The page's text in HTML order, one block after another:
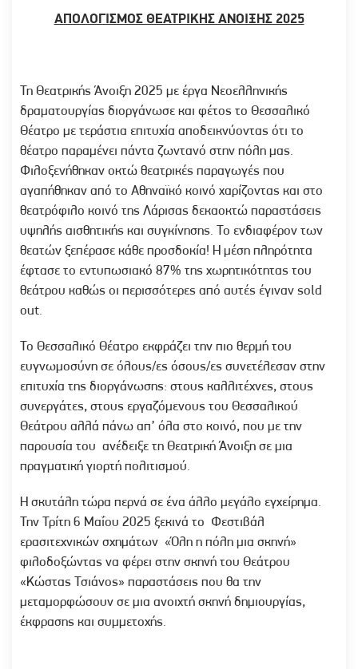
ΑΠΟΛΟΓΙΣΜΟΣ ΘΕΑΤΡΙΚΗΣ ΑΝΟΙΞΗΣ 2025
Τη Θεατρικής Άνοιξη 2025 με έργα Νεοελληνικής
δραματουργίας διοργάνωσε και φέτος το Θεσσαλικό
Θέατρο με τεράστια επιτυχία αποδεικνύοντας ότι το
θέατρο παραμένει πάντα ζωντανό στην πόλη μας.
Φιλοξενήθηκαν οκτώ θεατρικές παραγωγές που
αγαπήθηκαν από το Αθηναϊκό κοινό χαρίζοντας και στο
θεατρόφιλο κοινό της Λάρισας δεκαοκτώ παραστάσεις
υψηλής αισθητικής και συγκίνησης. Το ενδιαφέρον των
θεατών ξεπέρασε κάθε προσδοκία! Η μέση πληρότητα
έφτασε το εντυπωσιακό 87% της χωρητικότητας του
θεάτρου καθώς οι περισσότερες από αυτές έγιναν sold
out.
Το Θεσσαλικό Θέατρο εκφράζει την πιο θερμή του
ευγνωμοσύνη σε όλους/ες όσους/ες συνετέλεσαν στην
επιτυχία της διοργάνωσης: στους καλλιτέχνες, στους
συνεργάτες, στους εργαζόμενους του Θεσσαλικού
Θεάτρου αλλά πάνω απ’ όλα στο κοινό, που με την
παρουσία του ανέδειξε τη Θεατρική Άνοιξη σε μια
πραγματική γιορτή πολιτισμού.
Η σκυτάλη τώρα περνά σε ένα άλλο μεγάλο εγχείρημα.
Την Τρίτη 6 Μαΐου 2025 ξεκινά το Φεστιβάλ
ερασιτεχνικών σχημάτων «Όλη η πόλη μια σκηνή»
φιλοδοξώντας να φέρει στην σκηνή του Θεάτρου
«Κώστας Τσιάνος» παραστάσεις που θα την
μεταμορφώσουν σε μια ανοιχτή σκηνή δημιουργίας,
έκφρασης και συμμετοχής.